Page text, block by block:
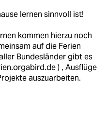
lernen sinnvoll ist!
kommen hierzu noch
auf die Ferien
Bundesländer gibt es
) , Ausflüge
auszuarbeiten.